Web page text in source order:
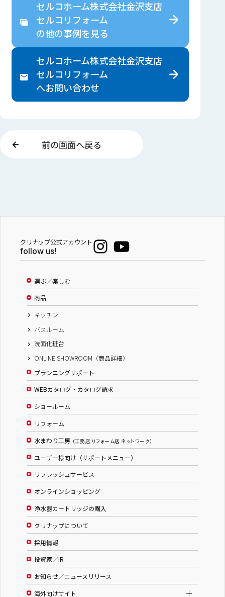
セルコホーム株式会社金沢支店
セルコリフォーム
の他の事例を見る
セルコホーム株式会社金沢支店
セルコリフォーム
へお問い合わせ
前の画面へ戻る
クリナップ公式アカウント
follow us!
選ぶ／楽しむ
商品
キッチン
バスルーム
洗面化粧台
ONLINE SHOWROOM（商品詳細）
プランニングサポート
WEBカタログ・カタログ請求
ショールーム
リフォーム
水まわり工房 （工務店 リフォーム店 ネットワーク）
ユーザー様向け（サポートメニュー）
リフレッシュサービス
オンラインショッピング
浄水器カートリッジの購入
クリナップについて
採用情報
投資家／IR
お知らせ／ニュースリリース
海外向けサイト